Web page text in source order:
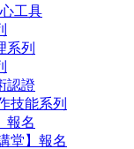
工具
系列
認證
技能系列
報名
堂】報名